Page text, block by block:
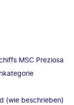
MSC Preziosa
(wie beschrieben)